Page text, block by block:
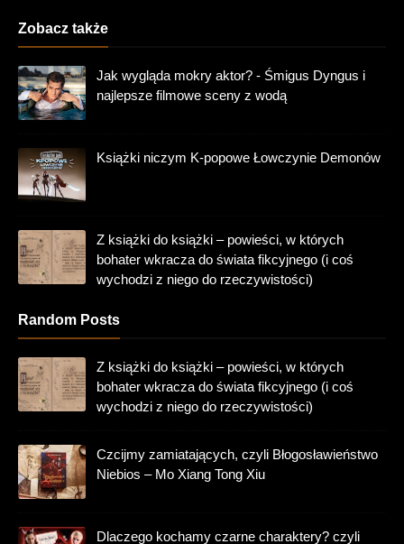
Zobacz także
Jak wygląda mokry aktor? - Śmigus Dyngus i
najlepsze filmowe sceny z wodą
Książki niczym K-popowe Łowczynie Demonów
Z książki do książki – powieści, w których
bohater wkracza do świata fikcyjnego (i coś
wychodzi z niego do rzeczywistości)
Random Posts
Z książki do książki – powieści, w których
bohater wkracza do świata fikcyjnego (i coś
wychodzi z niego do rzeczywistości)
Czcijmy zamiatających, czyli Błogosławieństwo
Niebios – Mo Xiang Tong Xiu
Dlaczego kochamy czarne charaktery? czyli